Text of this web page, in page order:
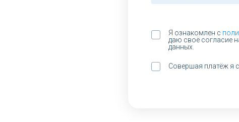
Я ознакомлен с
даю своё согласие
данных.
Совершая платёж я